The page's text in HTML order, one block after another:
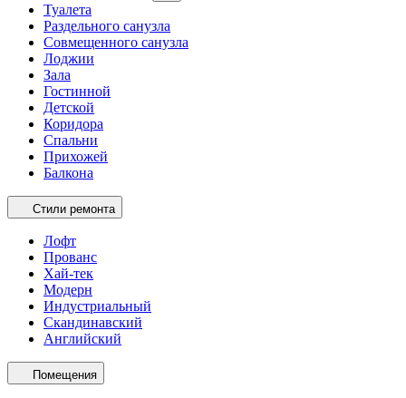
Туалета
Раздельного санузла
Совмещенного санузла
Лоджии
Зала
Гостинной
Детской
Коридора
Спальни
Прихожей
Балкона
Стили ремонта
Лофт
Прованс
Хай-тек
Модерн
Индустриальный
Скандинавский
Английский
Помещения